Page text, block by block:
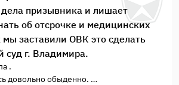
дела призывника и лишает
об отсрочке и медицинских
заставили ОВК это сделать
суд г. Владимира.
.
довольно обыденно.